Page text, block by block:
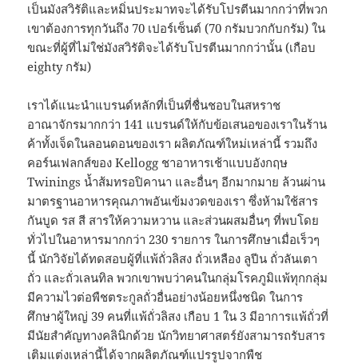
เป็นมังสวิรัติและหมิ่นประมาทจะได้รับโปรตีนมากกว่าที่พวก
เขาต้องการทุกวันถึง 70 เปอร์เซ็นต์ (70 กรัมบวกกับกรัม) ใน
ขณะที่ผู้ที่ไม่ใช่มังสวิรัติจะได้รับโปรตีนมากกว่านั้น (เกือบ
eighty กรัม)
เราได้แนะนำแบรนด์หลักที่เป็นที่ชื่นชอบในสหราช
อาณาจักรมากกว่า 141 แบรนด์ให้กับข้อเสนอของเราในร้าน
ค้าทั้งเจ็ดในลอนดอนของเรา ผลิตภัณฑ์ใหม่เหล่านี้ รวมถึง
คอร์นเฟลกส์ของ Kellogg ชาอาหารเช้าแบบอังกฤษ
Twinings น้ำส้มทรอปิคานา และอื่นๆ อีกมากมาย ล้วนผ่าน
มาตรฐานอาหารคุณภาพอันเข้มงวดของเรา ซึ่งห้ามใช้สาร
กันบูด รส สี สารให้ความหวาน และส่วนผสมอื่นๆ ที่พบโดย
ทั่วไปในอาหารมากกว่า 230 รายการ ในการศึกษาเมื่อเร็วๆ
นี้ นักวิจัยได้ทดสอบผู้ที่แพ้ถั่วลิสง ถั่วเหลือง ลูปีน ถั่วลันเตา
ถั่ว และถั่วเลนทิล พวกเขาพบว่าคนในกลุ่มโรคภูมิแพ้ทุกกลุ่ม
มีความไวต่อพืชตระกูลถั่วอื่นอย่างน้อยหนึ่งชนิด ในการ
ศึกษาผู้ใหญ่ 39 คนที่แพ้ถั่วลิสง เกือบ 1 ใน 3 มีอาการแพ้ถั่วที่
มีนัยสำคัญทางคลินิกด้วย นักวิทยาศาสตร์ยังสามารถรับสาร
เติมแต่งเหล่านี้ได้จากผลิตภัณฑ์แปรรูปจากพืช